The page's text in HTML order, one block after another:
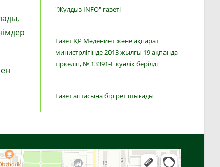
"Жұлдыз INFO" газеті
Газет ҚР Мәдениет және ақпарат
министрлігінде 2013 жылғы 19 ақпанда
тіркеліп, № 13391-Г куәлік берілді
Газет аптасына бір рет шығады
Карталар — көлік, навигация, орындарды іздеу